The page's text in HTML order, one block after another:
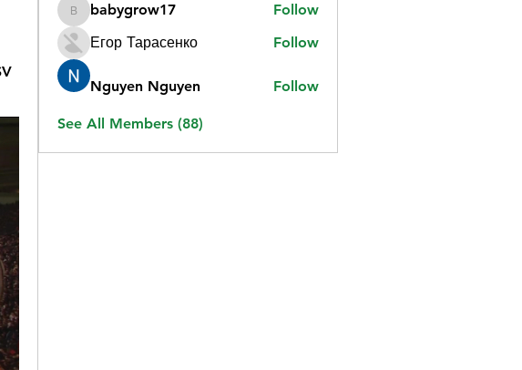
babygrow17
babygrow17
Follow
Егор Тарасенко
Follow
Nguyen Nguyen Follow
See All Members (88)